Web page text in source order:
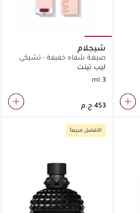
شيجلام
صبغة شفاه خفيفة - تشيكي
ليب تينت
3 ml
الأفضل مبيعاً